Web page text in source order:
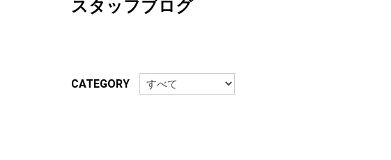
スタッフブログ
CATEGORY